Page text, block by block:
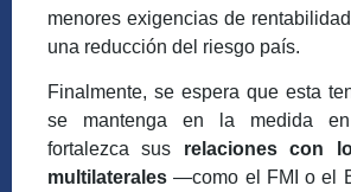
menores exigencias de
una reducción del riesgo país.
Finalmente, se espera que esta
se mantenga en la medida
fortalezca sus relaciones con
multilaterales —como el FMI o el